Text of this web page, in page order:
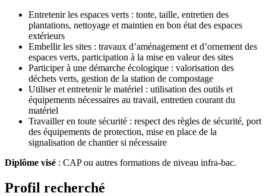
Entretenir les espaces verts : tonte, taille, entretien des
plantations, nettoyage et maintien en bon état des espaces
extérieurs
Embellir les sites : travaux d’aménagement et d’ornement des
espaces verts, participation à la mise en valeur des sites
Participer à une démarche écologique : valorisation des
déchets verts, gestion de la station de compostage
Utiliser et entretenir le matériel : utilisation des outils et
équipements nécessaires au travail, entretien courant du
matériel
Travailler en toute sécurité : respect des règles de sécurité, port
des équipements de protection, mise en place de la
signalisation de chantier si nécessaire
Diplôme visé : CAP ou autres formations de niveau infra-bac.
Profil recherché